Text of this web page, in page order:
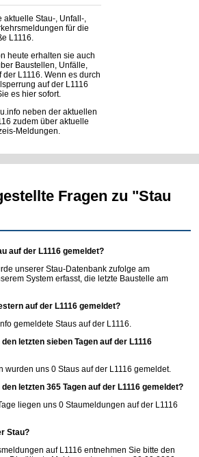
aktuelle Stau-, Unfall-,
für die
L1116.
heute erhalten sie auch
Baustellen, Unfälle,
L1116. Wenn es durch
auf der L1116
es hier sofort.
neben der aktuellen
zudem über aktuelle
Meldungen.
Fragen zu "Stau
auf der L1116 gemeldet?
unserer Stau-Datenbank zufolge am
System erfasst, die letzte Baustelle am
auf der L1116 gemeldet?
gemeldete Staus auf der L1116.
letzten sieben Tagen auf der L1116
wurden uns 0 Staus auf der L1116 gemeldet.
letzten 365 Tagen auf der L1116 gemeldet?
liegen uns 0 Staumeldungen auf der L1116
Stau?
auf L1116 entnehmen Sie bitte den